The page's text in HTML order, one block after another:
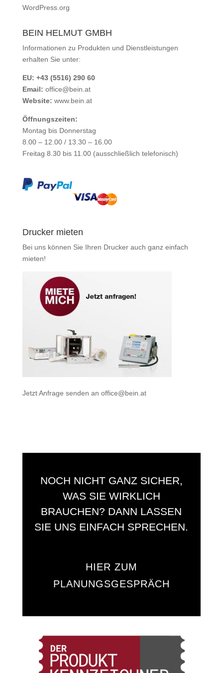
WordPress.org
BEIN HELMUT GMBH
Informationen zu Produkten und Dienstleistungen
erhalten Sie unter:
EU: +43 (5516) 290 60
Email: office@bein.at
Website: www.bein.at
Öffnungszeiten:
Montag bis Donnerstag
8.00 – 12.00 / 13.30 – 16.00
Freitag 8.30 bis 11.00 (ausschließlich telefonisch)
Drucker mieten
Bei uns können Sie Ihren Drucker auch ganz einfach
mieten!
Jetzt Anfrage senden an office@bein.at
NOCH NICHT GANZ SICHER,
WAS SIE WIRKLICH
BRAUCHEN? DANN LASSEN
SIE UNS EINFACH SPRECHEN.
HIER ZUM
PLANUNGSGESPRÄCH